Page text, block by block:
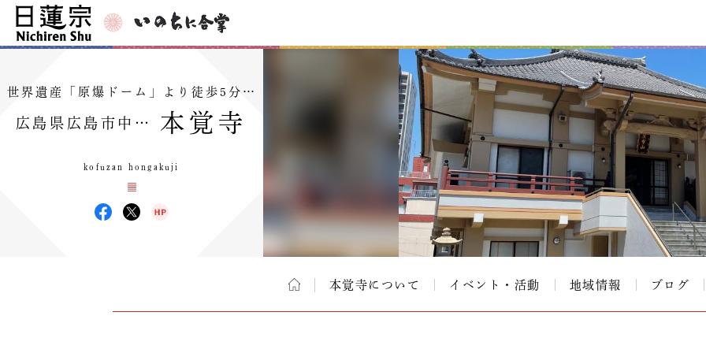
世界遺産「原爆ドーム」より徒歩5分…
広島県広島市中… 本覚寺
kofuzan hongakuji
本覚寺について イベント・活動 地域情報 ブログ